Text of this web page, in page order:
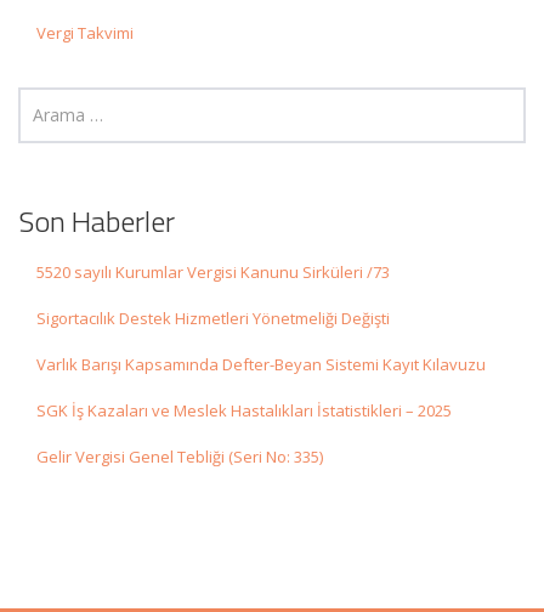
Vergi Takvimi
Son Haberler
5520 sayılı Kurumlar Vergisi Kanunu Sirküleri /73
Sigortacılık Destek Hizmetleri Yönetmeliği Değişti
Varlık Barışı Kapsamında Defter-Beyan Sistemi Kayıt Kılavuzu
SGK İş Kazaları ve Meslek Hastalıkları İstatistikleri – 2025
Gelir Vergisi Genel Tebliği (Seri No: 335)